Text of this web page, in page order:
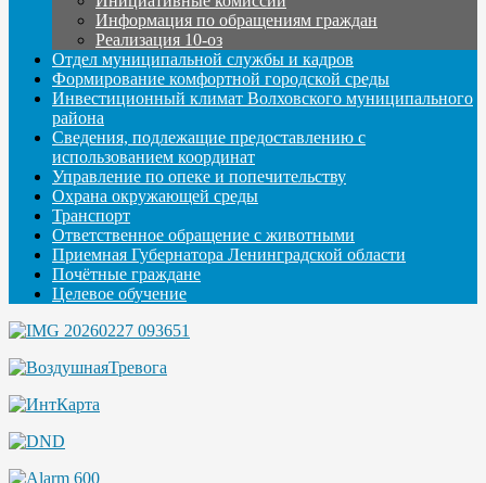
Информация по обращениям граждан
Реализация 10-оз
Отдел муниципальной службы и кадров
Формирование комфортной городской среды
Инвестиционный климат Волховского муниципального
района
Сведения, подлежащие предоставлению с
использованием координат
Управление по опеке и попечительству
Охрана окружающей среды
Транспорт
Ответственное обращение с животными
Приемная Губернатора Ленинградской области
Почётные граждане
Целевое обучение